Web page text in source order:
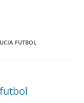
FUTBOL